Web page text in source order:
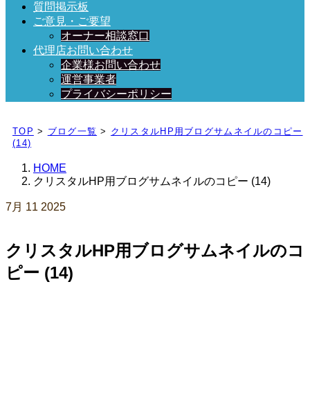
質問掲示板
ご意見・ご要望
オーナー相談窓口
代理店お問い合わせ
企業様お問い合わせ
運営事業者
プライバシーポリシー
日々、ブログを更新中！
TOP > ブログ一覧 > クリスタルHP用ブログサムネイルのコピー
(14)
HOME
クリスタルHP用ブログサムネイルのコピー (14)
7月 11 2025
クリスタルHP用ブログサムネイルのコ
ピー (14)